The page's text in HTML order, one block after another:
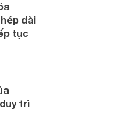
dài
tục
trì